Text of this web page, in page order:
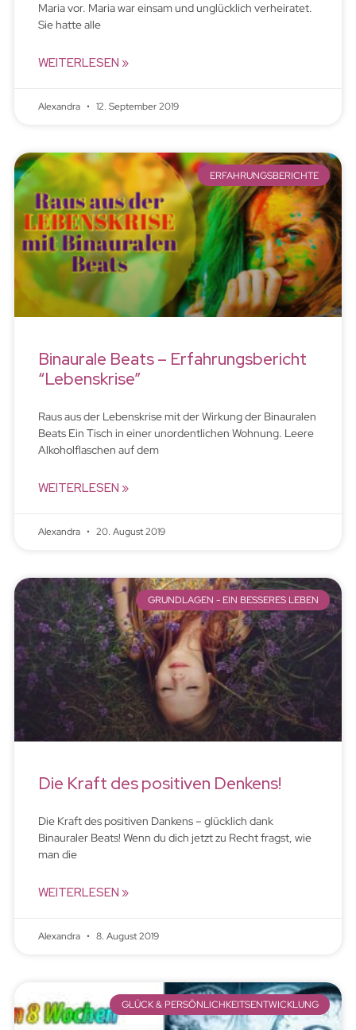
Maria vor. Maria war einsam und unglücklich verheiratet.
Sie hatte alle
WEITERLESEN »
Alexandra 12. September 2019
ERFAHRUNGSBERICHTE
Binaurale Beats – Erfahrungsbericht
“Lebenskrise”
Raus aus der Lebenskrise mit der Wirkung der Binauralen
Beats Ein Tisch in einer unordentlichen Wohnung. Leere
Alkoholflaschen auf dem
WEITERLESEN »
Alexandra 20. August 2019
GRUNDLAGEN - EIN BESSERES LEBEN
Die Kraft des positiven Denkens!
Die Kraft des positiven Dankens – glücklich dank
Binauraler Beats! Wenn du dich jetzt zu Recht fragst, wie
man die
WEITERLESEN »
Alexandra 8. August 2019
GLÜCK & PERSÖNLICHKEITSENTWICKLUNG